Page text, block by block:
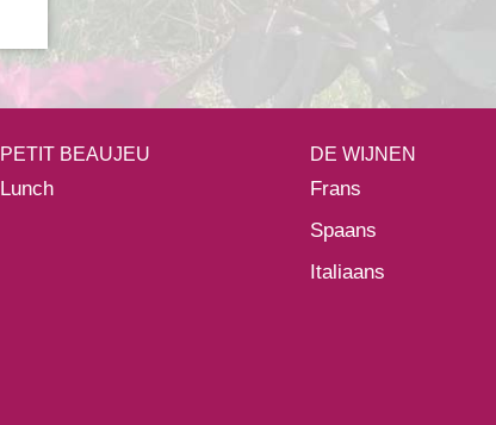
PETIT BEAUJEU
Lunch
DE WIJNEN
Frans
Spaans
Italiaans